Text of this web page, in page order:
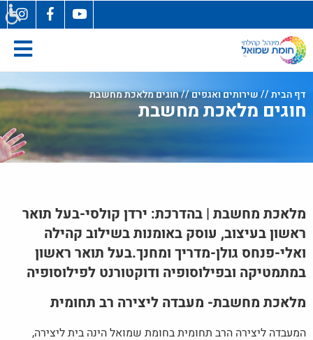
זֶה
מֻפְעֶלֶת
מַעֲרֶכֶת
"המרכז
הישראלי
לְהַנְגָּשָׁת
לִנְגִישׁוּת
תַּפְרִיט
הֵנְּגִישׁוּת
לְחַץ
ALT+0
דף הבית//שירותים ואגפים// חוגים מלאכת מחשבת
חוגים מלאכת מחשבת
מלאכת מחשבת | בהדרכת: ירדן קולסי-בעל תואר
ראשון בעיצוב, עוסק באומנות בשילוב קהילה
ואלי-פנחס גולן-מדריך ומחנך.בעל תואר ראשון
במתמטיקה ובפילוסופיה ודוקטורנט לפילוסופיה
מלאכת מחשבת- מעבדה ליצירה רב תחומית
המעבדה ליצירה הרב תחומית בחומת שמואל הינה בית ליצירה,